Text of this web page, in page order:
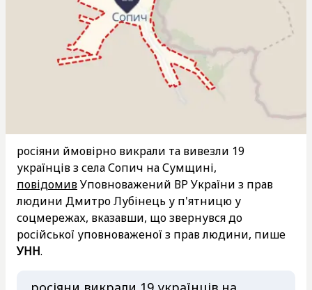
росіяни ймовірно викрали та вивезли 19
українців з села Сопич на Сумщині,
повідомивУповноважений ВР України з прав
людини Дмитро Лубінець у п'ятницю у
соцмережах, вказавши, що звернувся до
російської уповноваженої з прав людини, пише
УНН.